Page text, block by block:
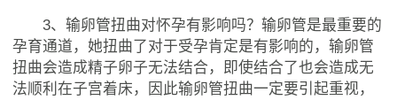
3、输卵管扭曲对怀孕有影响吗？输卵管是最重要的
孕育通道，她扭曲了对于受孕肯定是有影响的，输卵管
扭曲会造成精子卵子无法结合，即使结合了也会造成无
法顺利在子宫着床，因此输卵管扭曲一定要引起重视，